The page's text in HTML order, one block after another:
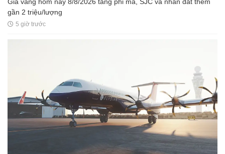
gần 2 triệu/lượng
5 giờ trước